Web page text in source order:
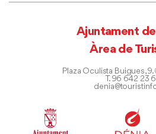
Ajuntament
Àrea de
Plaza Oculista Buigues,
T. 96 642 23